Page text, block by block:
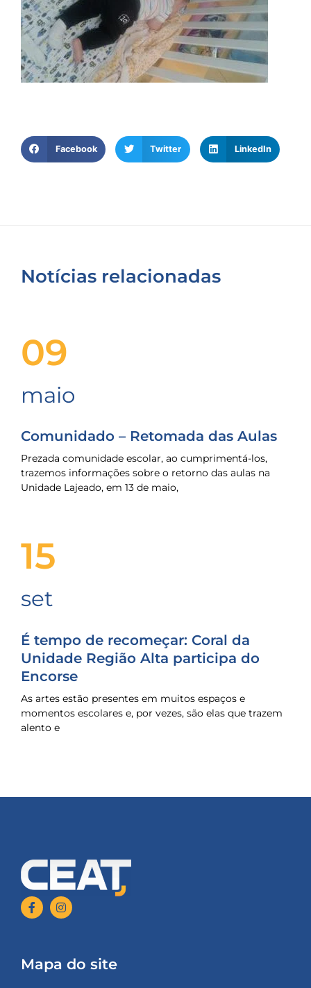
Facebook Twitter LinkedIn
Notícias relacionadas
09
maio
Comunidado – Retomada das Aulas
Prezada comunidade escolar, ao cumprimentá-los,
trazemos informações sobre o retorno das aulas na
Unidade Lajeado, em 13 de maio,
15
set
É tempo de recomeçar: Coral da
Unidade Região Alta participa do
Encorse
As artes estão presentes em muitos espaços e
momentos escolares e, por vezes, são elas que trazem
alento e
Mapa do site